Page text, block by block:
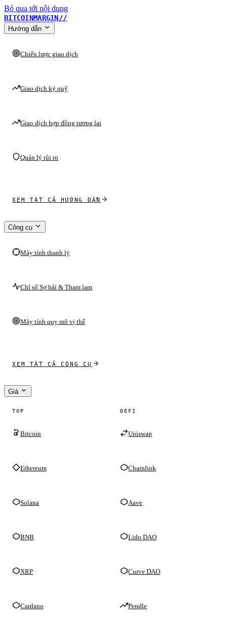
Bỏ qua tới nội dung
BITCOINMARGIN//
Hướng dẫn
Chiến lược giao dịch
Giao dịch ký quỹ
Giao dịch hợp đồng tương lai
Quản lý rủi ro
XEM TẤT CẢ HƯỚNG DẪN
Công cụ
Máy tính thanh lý
Chỉ số Sợ hãi & Tham lam
Máy tính quy mô vị thế
XEM TẤT CẢ CÔNG CỤ
Giá
TOP
Bitcoin
Ethereum
Solana
BNB
XRP
Cardano
DEFI
Uniswap
Chainlink
Aave
Lido DAO
Curve DAO
Pendle